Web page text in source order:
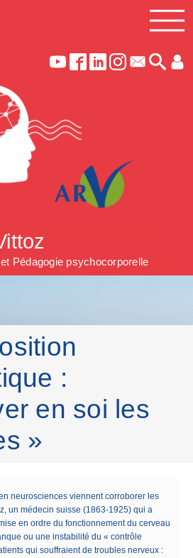
Pédagogie psychocorporelle
:
en soi les
»
neurosciences viennent corroborer les
un médecin suisse (1863-1925) qui a
en ordre du fonctionnement du cerveau
ou une instabilité du « contrôle
qui souffraient de troubles nerveux :